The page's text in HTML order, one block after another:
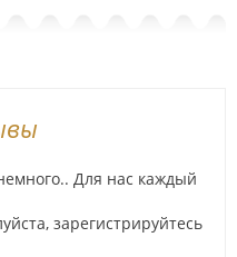
Для нас каждый
зарегистрируйтесь